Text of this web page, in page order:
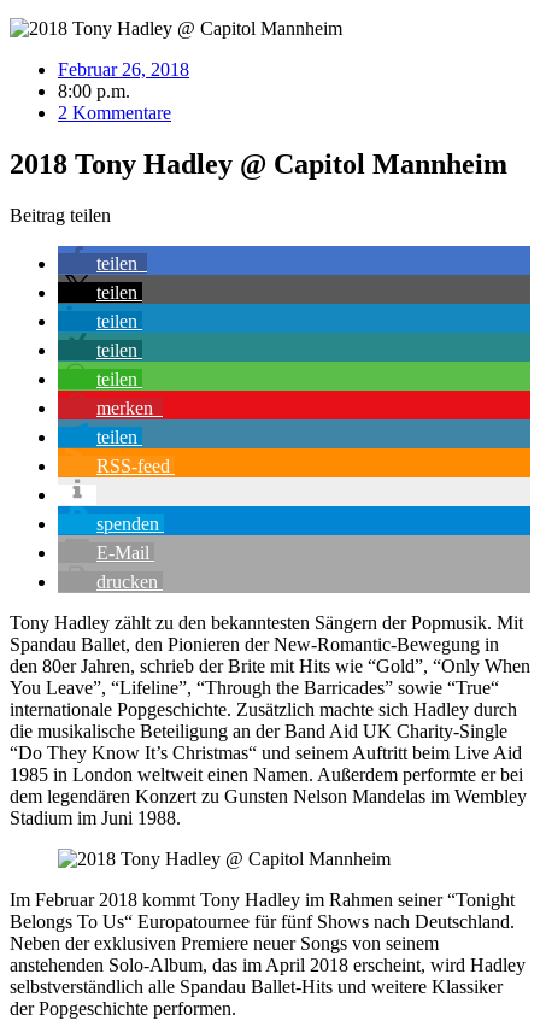
Februar 26, 2018
8:00 p.m.
2 Kommentare
2018 Tony Hadley @ Capitol Mannheim
Beitrag teilen
teilen
teilen
teilen
teilen
teilen
merken
teilen
RSS-feed
spenden
E-Mail
drucken
Tony Hadley zählt zu den bekanntesten Sängern der Popmusik. Mit
Spandau Ballet, den Pionieren der New-Romantic-Bewegung in
den 80er Jahren, schrieb der Brite mit Hits wie “Gold”, “Only When
You Leave”, “Lifeline”, “Through the Barricades” sowie “True“
internationale Popgeschichte. Zusätzlich machte sich Hadley durch
die musikalische Beteiligung an der Band Aid UK Charity-Single
“Do They Know It’s Christmas“ und seinem Auftritt beim Live Aid
1985 in London weltweit einen Namen. Außerdem performte er bei
dem legendären Konzert zu Gunsten Nelson Mandelas im Wembley
Stadium im Juni 1988.
Im Februar 2018 kommt Tony Hadley im Rahmen seiner “Tonight
Belongs To Us“ Europatournee für fünf Shows nach Deutschland.
Neben der exklusiven Premiere neuer Songs von seinem
anstehenden Solo-Album, das im April 2018 erscheint, wird Hadley
selbstverständlich alle Spandau Ballet-Hits und weitere Klassiker
der Popgeschichte performen.